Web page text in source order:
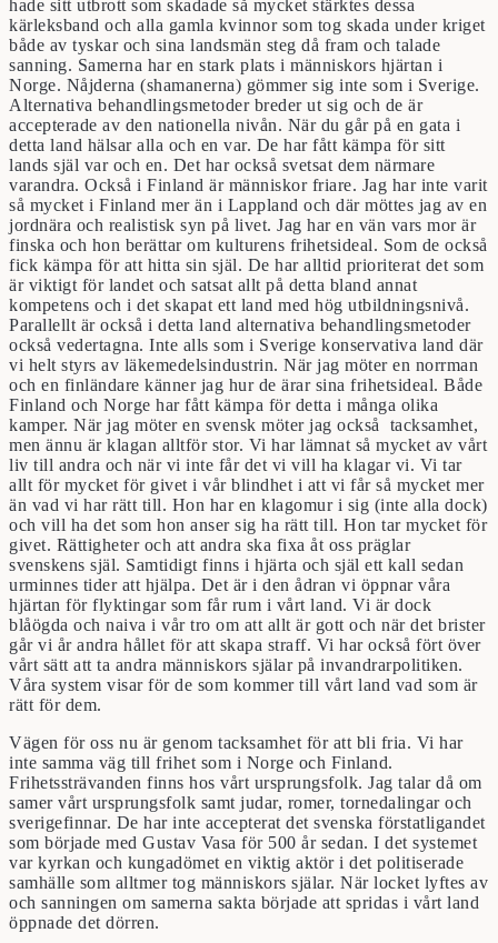
hade sitt utbrott som skadade så mycket stärktes dessa
kärleksband och alla gamla kvinnor som tog skada under kriget
både av tyskar och sina landsmän steg då fram och talade
sanning. Samerna har en stark plats i människors hjärtan i
Norge. Nåjderna (shamanerna) gömmer sig inte som i Sverige.
Alternativa behandlingsmetoder breder ut sig och de är
accepterade av den nationella nivån. När du går på en gata i
detta land hälsar alla och en var. De har fått kämpa för sitt
lands själ var och en. Det har också svetsat dem närmare
varandra. Också i Finland är människor friare. Jag har inte varit
så mycket i Finland mer än i Lappland och där möttes jag av en
jordnära och realistisk syn på livet. Jag har en vän vars mor är
finska och hon berättar om kulturens frihetsideal. Som de också
fick kämpa för att hitta sin själ. De har alltid prioriterat det som
är viktigt för landet och satsat allt på detta bland annat
kompetens och i det skapat ett land med hög utbildningsnivå.
Parallellt är också i detta land alternativa behandlingsmetoder
också vedertagna. Inte alls som i Sverige konservativa land där
vi helt styrs av läkemedelsindustrin. När jag möter en norrman
och en finländare känner jag hur de ärar sina frihetsideal. Både
Finland och Norge har fått kämpa för detta i många olika
kamper. När jag möter en svensk möter jag också tacksamhet,
men ännu är klagan alltför stor. Vi har lämnat så mycket av vårt
liv till andra och när vi inte får det vi vill ha klagar vi. Vi tar
allt för mycket för givet i vår blindhet i att vi får så mycket mer
än vad vi har rätt till. Hon har en klagomur i sig (inte alla dock)
och vill ha det som hon anser sig ha rätt till. Hon tar mycket för
givet. Rättigheter och att andra ska fixa åt oss präglar
svenskens själ. Samtidigt finns i hjärta och själ ett kall sedan
urminnes tider att hjälpa. Det är i den ådran vi öppnar våra
hjärtan för flyktingar som får rum i vårt land. Vi är dock
blåögda och naiva i vår tro om att allt är gott och när det brister
går vi år andra hållet för att skapa straff. Vi har också fört över
vårt sätt att ta andra människors själar på invandrarpolitiken.
Våra system visar för de som kommer till vårt land vad som är
rätt för dem.
Vägen för oss nu är genom tacksamhet för att bli fria. Vi har
inte samma väg till frihet som i Norge och Finland.
Frihetssträvanden finns hos vårt ursprungsfolk. Jag talar då om
samer vårt ursprungsfolk samt judar, romer, tornedalingar och
sverigefinnar. De har inte accepterat det svenska förstatligandet
som började med Gustav Vasa för 500 år sedan. I det systemet
var kyrkan och kungadömet en viktig aktör i det politiserade
samhälle som alltmer tog människors själar. När locket lyftes av
och sanningen om samerna sakta började att spridas i vårt land
öppnade det dörren.